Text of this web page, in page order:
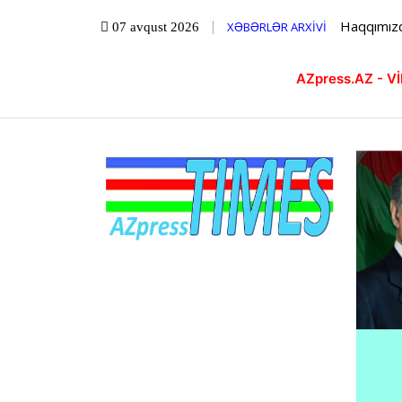
07 avqust 2026 XƏBƏRLƏR ARXİVİ
AZpress.AZ -